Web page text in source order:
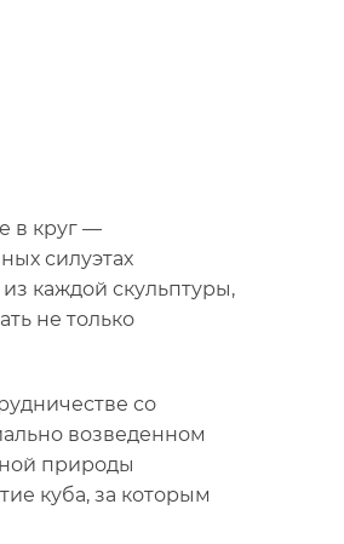
в круг —
силуэтах
каждой скульптуры,
не только
со
возведенном
природы
куба, за которым